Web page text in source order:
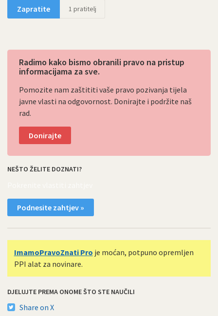
Zapratite 1 pratitelj
Radimo kako bismo obranili pravo na pristup
informacijama za sve.
Pomozite nam zaštititi vaše pravo pozivanja tijela
javne vlasti na odgovornost. Donirajte i podržite naš
rad.
Donirajte
NEŠTO ŽELITE DOZNATI?
Podnesite zahtjev »
ImamoPravoZnati Pro je moćan, potpuno opremljen
PPI alat za novinare.
DJELUJTE PREMA ONOME ŠTO STE NAUČILI
Share on X